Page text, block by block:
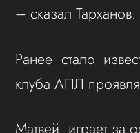
– сказал Тарханов.
Ранее стало
клуба АПЛ